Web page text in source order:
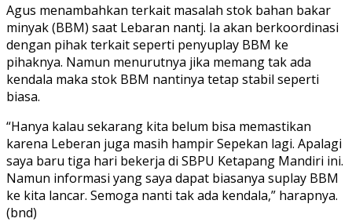
Agus menambahkan terkait masalah stok bahan bakar
minyak (BBM) saat Lebaran nantj. Ia akan berkoordinasi
dengan pihak terkait seperti penyuplay BBM ke
pihaknya. Namun menurutnya jika memang tak ada
kendala maka stok BBM nantinya tetap stabil seperti
biasa.
“Hanya kalau sekarang kita belum bisa memastikan
karena Leberan juga masih hampir Sepekan lagi. Apalagi
saya baru tiga hari bekerja di SBPU Ketapang Mandiri ini.
Namun informasi yang saya dapat biasanya suplay BBM
ke kita lancar. Semoga nanti tak ada kendala,” harapnya.
(bnd)